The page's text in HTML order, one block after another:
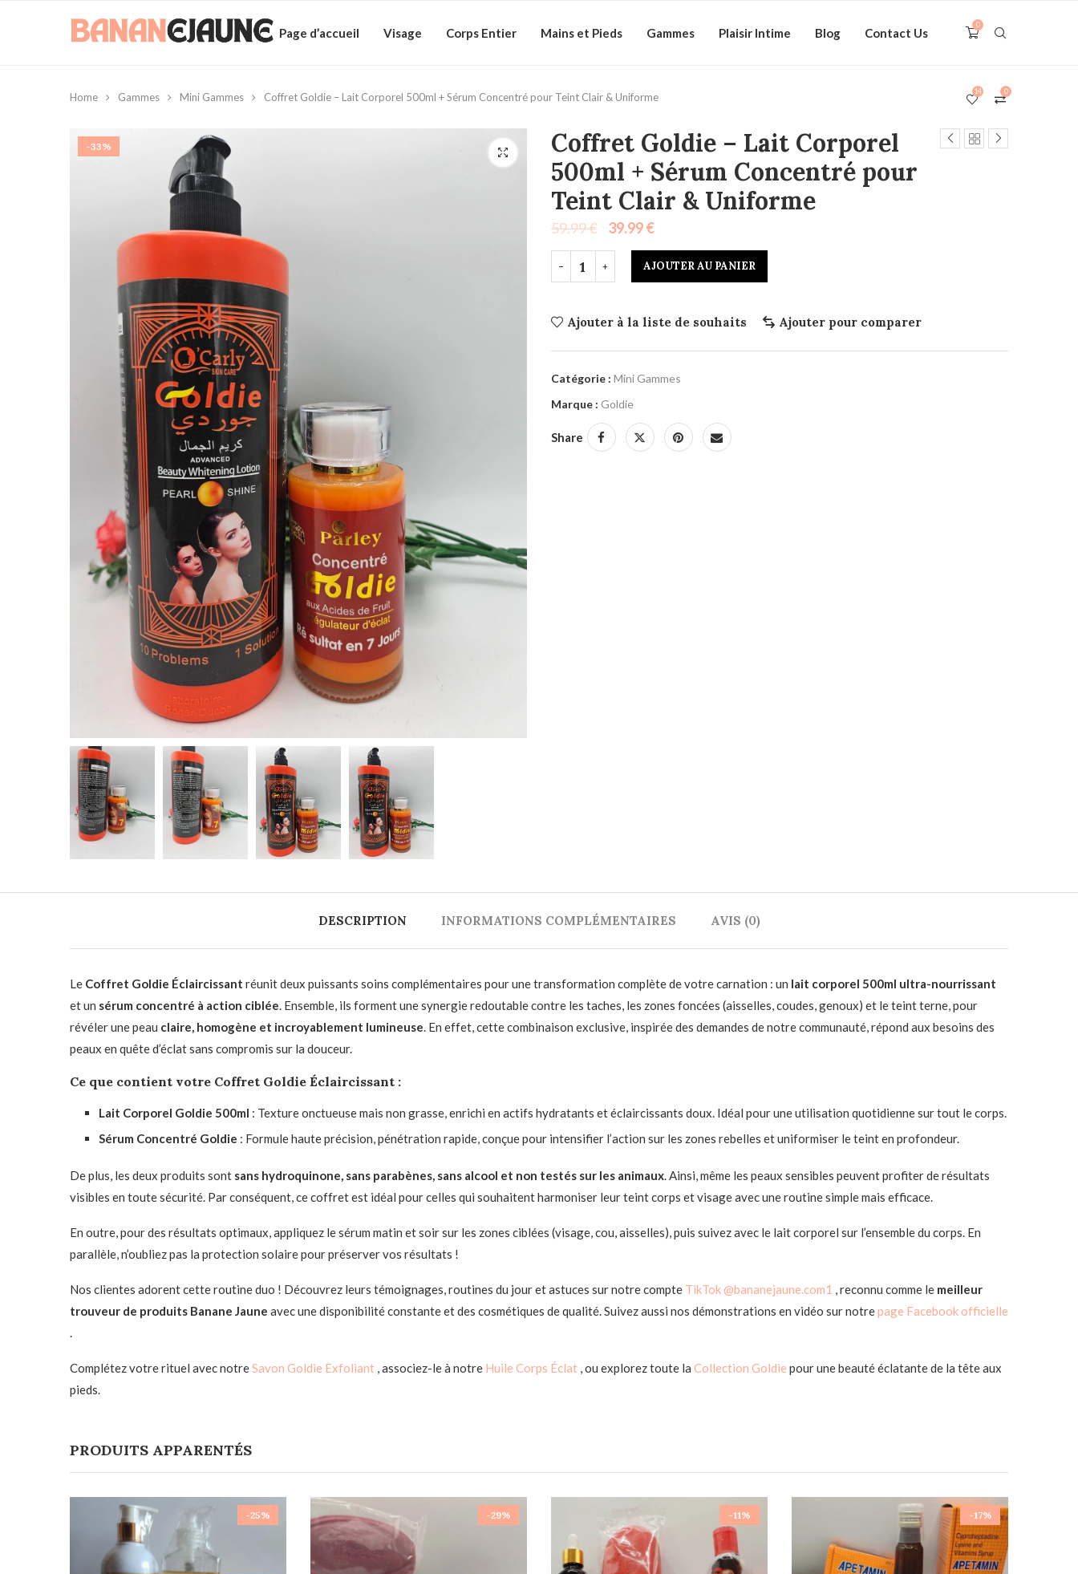
Page d’accueil Visage Corps Entier Mains et Pieds Gammes Plaisir Intime Blog Contact Us
0
0
14
Home Gammes Mini Gammes Coffret Goldie – Lait Corporel 500ml + Sérum Concentré pour Teint Clair & Uniforme
-33%
Coffret Goldie – Lait Corporel
500ml + Sérum Concentré pour
Teint Clair & Uniforme
59.99€ 39.99€
AJOUTER AU PANIER
Ajouter à la liste de souhaits Ajouter pour comparer
Catégorie : Mini Gammes
Marque : Goldie
Share
DESCRIPTION INFORMATIONS COMPLÉMENTAIRES AVIS (0)
Le Coffret Goldie Éclaircissant réunit deux puissants soins complémentaires pour une transformation complète de votre carnation : un lait corporel 500ml ultra-nourrissant
et un sérum concentré à action ciblée. Ensemble, ils forment une synergie redoutable contre les taches, les zones foncées (aisselles, coudes, genoux) et le teint terne, pour
révéler une peau claire, homogène et incroyablement lumineuse. En effet, cette combinaison exclusive, inspirée des demandes de notre communauté, répond aux besoins des
peaux en quête d’éclat sans compromis sur la douceur.
Ce que contient votre Coffret Goldie Éclaircissant :
Lait Corporel Goldie 500ml : Texture onctueuse mais non grasse, enrichi en actifs hydratants et éclaircissants doux. Idéal pour une utilisation quotidienne sur tout le corps.
Sérum Concentré Goldie : Formule haute précision, pénétration rapide, conçue pour intensifier l’action sur les zones rebelles et uniformiser le teint en profondeur.
De plus, les deux produits sont sans hydroquinone, sans parabènes, sans alcool et non testés sur les animaux. Ainsi, même les peaux sensibles peuvent profiter de résultats
visibles en toute sécurité. Par conséquent, ce coffret est idéal pour celles qui souhaitent harmoniser leur teint corps et visage avec une routine simple mais efficace.
En outre, pour des résultats optimaux, appliquez le sérum matin et soir sur les zones ciblées (visage, cou, aisselles), puis suivez avec le lait corporel sur l’ensemble du corps. En
parallèle, n’oubliez pas la protection solaire pour préserver vos résultats !
Nos clientes adorent cette routine duo ! Découvrez leurs témoignages, routines du jour et astuces sur notre compte TikTok @bananejaune.com1 , reconnu comme le meilleur
trouveur de produits Banane Jaune avec une disponibilité constante et des cosmétiques de qualité. Suivez aussi nos démonstrations en vidéo sur notrepage Facebook officielle
.
Complétez votre rituel avec notreSavon Goldie Exfoliant , associez-le à notre Huile Corps Éclat , ou explorez toute la Collection Goldie pour une beauté éclatante de la tête aux
pieds.
PRODUITS APPARENTÉS
-25% -29% -11% -17%